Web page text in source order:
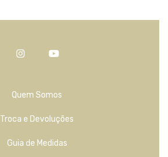
Quem Somos
Troca e Devoluções
Guia de Medidas